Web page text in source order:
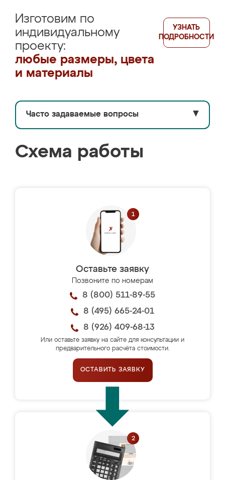
Изготовим по
индивидуальному
проекту:
любые размеры, цвета
и материалы
УЗНАТЬ
ПОДРОБНОСТИ
Часто задаваемые вопросы ▼
Схема работы
Оставьте заявку
Позвоните по номерам
8 (800) 511-89-55
8 (495) 665-24-01
8 (926) 409-68-13
Или оставьте заявку на сайте для консультации и
предварительного расчёта стоимости.
ОСТАВИТЬ ЗАЯВКУ